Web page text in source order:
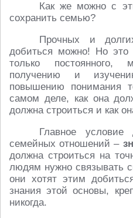
Как же можно с
сохранить семью?
Прочных и
добиться можно! Но это
только постоянного,
получению и
повышению понимания
самом деле, как она
должна строиться и как
Главное
семейных отношений –
должна строиться на
людям нужно связывать
они хотят этим
знания этой основы,
никогда.